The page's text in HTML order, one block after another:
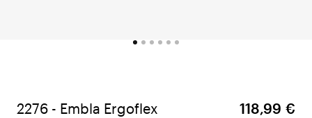
2276 - Embla Ergoflex
118,99 €